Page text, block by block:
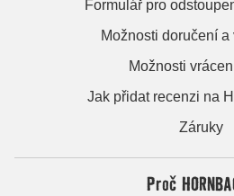
Formulář pro
Možnosti doručení
Možnosti
Jak přidat recenzi na
Záruky
Proč